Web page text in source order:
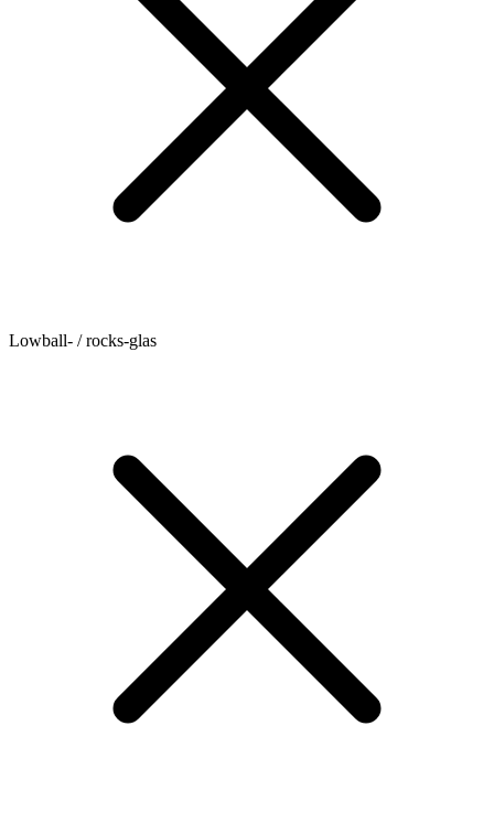
Lowball- / rocks-glas